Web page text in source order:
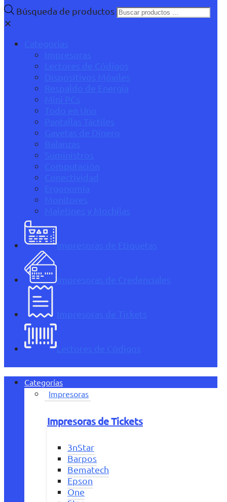
Búsqueda de productos
✕
Categorías
Impresoras
Lectores de Códigos
Dispositivos Móviles
Respaldo de Energía
Mini PCs
Todo en Uno
Pantallas Táctiles
Gavetas de Dinero
Balanzas
Suministros
Computación
Conectividad
Ergonomía
Monitores
Maletines y Mochilas
Impresoras de Etiquetas
Impresoras de Credenciales
Impresoras de Tickets
Lectores de Códigos
Categorías
Impresoras
Impresoras de Tickets
3nStar
Barpos
Bematech
Epson
One